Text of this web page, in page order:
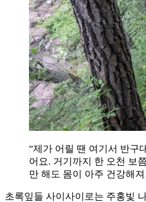
“제가 어릴 땐 여기서 반구
어요. 거기까지 한 오천 보
만 해도 몸이 아주 건강해져
초록잎들 사이사이로는 주홍빛